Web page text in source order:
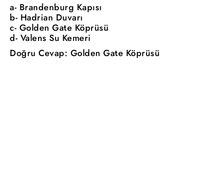
a- Brandenburg Kapısı
b- Hadrian Duvarı
c- Golden Gate Köprüsü
d- Valens Su Kemeri
Doğru Cevap: Golden Gate Köprüsü